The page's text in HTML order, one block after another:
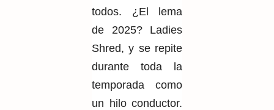
todos. ¿El lema
de 2025? Ladies
Shred, y se repite
durante toda la
temporada como
un hilo conductor.